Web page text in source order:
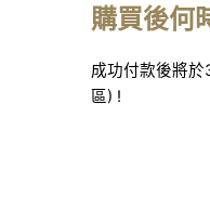
購買後何
成功付款後將
區) !